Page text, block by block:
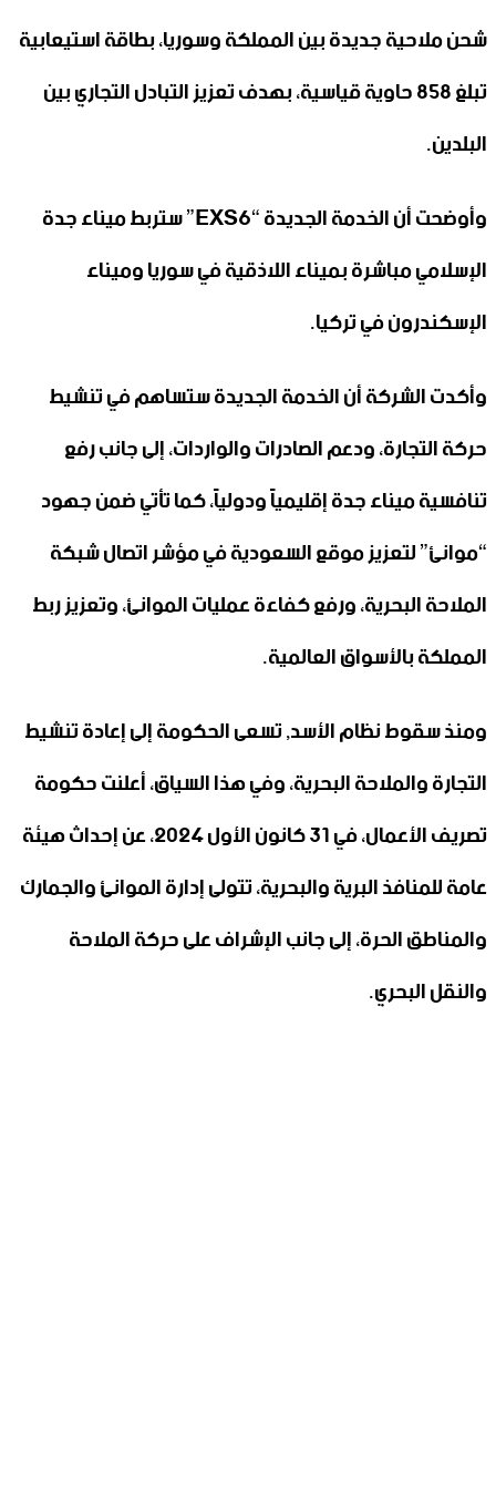
شحن ملاحية جديدة بين المملكة وسوريا، بطاقة استيعابية
تبلغ 858 حاوية قياسية، بهدف تعزيز التبادل التجاري بين
البلدين.
وأوضحت أن الخدمة الجديدة “EXS6” ستربط ميناء جدة
الإسلامي مباشرة بميناء اللاذقية في سوريا وميناء
الإسكندرون في تركيا.
وأكدت الشركة أن الخدمة الجديدة ستساهم في تنشيط
حركة التجارة، ودعم الصادرات والواردات، إلى جانب رفع
تنافسية ميناء جدة إقليمياً ودولياً، كما تأتي ضمن جهود
“موانئ” لتعزيز موقع السعودية في مؤشر اتصال شبكة
الملاحة البحرية، ورفع كفاءة عمليات الموانئ، وتعزيز ربط
المملكة بالأسواق العالمية.
ومنذ سقوط نظام الأسد, تسعى الحكومة إلى إعادة تنشيط
التجارة والملاحة البحرية، وفي هذا السياق، أعلنت حكومة
تصريف الأعمال، في 31 كانون الأول 2024، عن إحداث هيئة
عامة للمنافذ البرية والبحرية، تتولى إدارة الموانئ والجمارك
والمناطق الحرة، إلى جانب الإشراف على حركة الملاحة
والنقل البحري.